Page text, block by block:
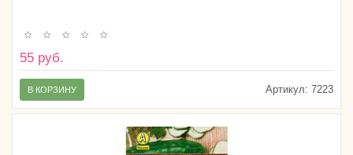
55 руб.
Артикул: 7223
В КОРЗИНУ